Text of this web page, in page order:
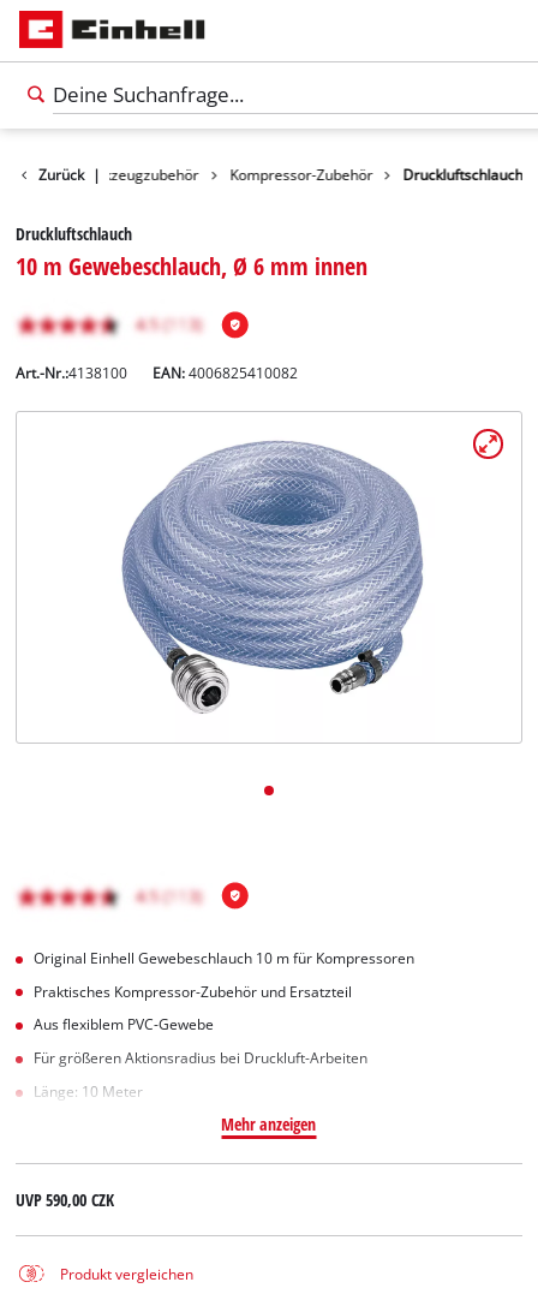
Deutsch
Zurück |
Werkzeugzubehör Kompressor-Zubehör Druckluftschlauch
Druckluftschlauch
10 m Gewebeschlauch, Ø 6 mm innen
Art.-Nr.:4138100 EAN:4006825410082
Original Einhell Gewebeschlauch 10 m für Kompressoren
Praktisches Kompressor-Zubehör und Ersatzteil
Aus flexiblem PVC-Gewebe
Für größeren Aktionsradius bei Druckluft-Arbeiten
Länge: 10 Meter
Mehr anzeigen
UVP590,00 CZK
Produkt vergleichen